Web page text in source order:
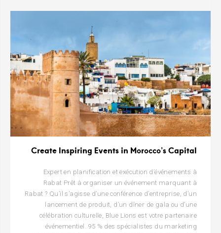
Create Inspiring Events in Morocco’s Capital
Expert en planification et exécution d’événements à
Rabat Prêt à organiser un événement marquant à
Rabat ? Qu’il s’agisse d’une conférence d’entreprise, d’un
lancement de produit, d’un dîner de gala ou d’une
célébration culturelle, Blue Lions est votre partenaire
événementiel. 95 % des spécialistes du marketing